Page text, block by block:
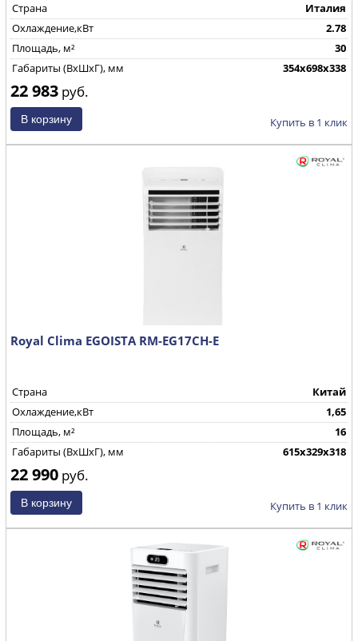
Страна
Италия
Охлаждение,кВт
2.78
Площадь, м²
30
Габариты (ВхШхГ), мм
354x698x338
22 983 руб.
Купить в 1 клик
Royal Clima EGOISTA RM-EG17CH-E
Страна
Китай
Охлаждение,кВт
1,65
Площадь, м²
16
Габариты (ВхШхГ), мм
615х329х318
22 990 руб.
Купить в 1 клик